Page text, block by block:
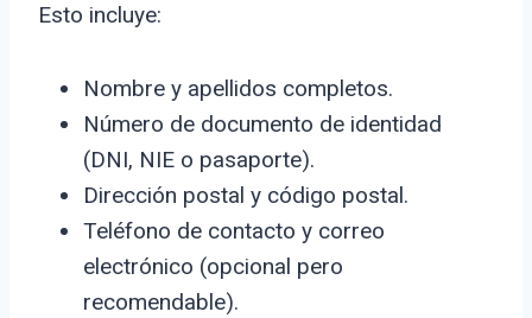
Esto incluye:
Nombre y apellidos completos.
Número de documento de identidad
(DNI, NIE o pasaporte).
Dirección postal y código postal.
Teléfono de contacto y correo
electrónico (opcional pero
recomendable).